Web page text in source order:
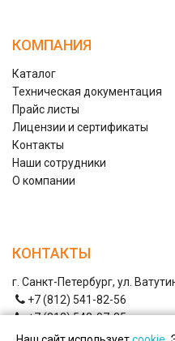
КОМПАНИЯ
Каталог
Техническая документация
Прайс листы
Лицензии и сертификаты
Контакты
Наши сотрудники
О компании
КОНТАКТЫ
г. Санкт-Петербург, ул.
+7 (812) 541-82-56
+7 (812) 542-07-85
+7 (812) 380-40-47